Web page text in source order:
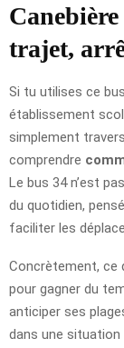
trajet,
Si tu utilises ce
établissement
simplement
comprendre
Le bus 34 n’est
du quotidien,
faciliter les
Concrètement, ce
pour gagner du
anticiper ses
dans une